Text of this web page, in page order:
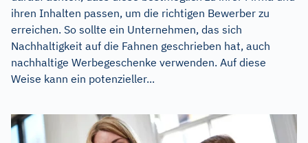
ihren Inhalten passen, um die richtigen Bewerber zu
erreichen. So sollte ein Unternehmen, das sich
Nachhaltigkeit auf die Fahnen geschrieben hat, auch
nachhaltige Werbegeschenke verwenden. Auf diese
Weise kann ein potenzieller...